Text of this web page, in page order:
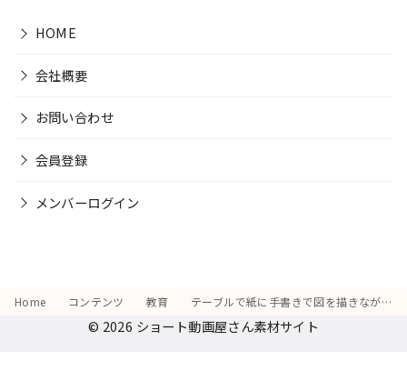
HOME
会社概要
お問い合わせ
会員登録
メンバーログイン
Home コンテンツ 教育 テーブルで紙に手書きで図を描きながら、「これが正解かも」と納得する姿
© 2026 ショート動画屋さん素材サイト